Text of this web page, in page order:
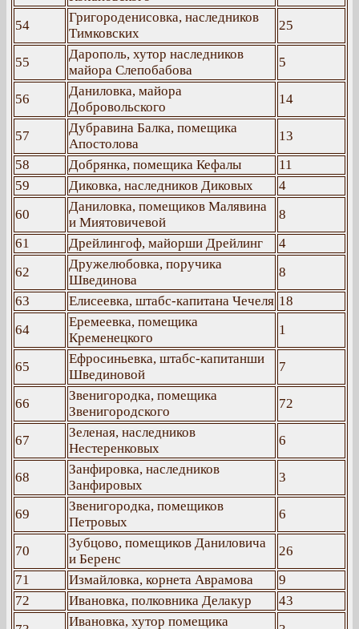
54
Григороденисовка, наследников
Тимковских
25
55
Дарополь, хутор наследников
майора Слепобабова
5
56
Даниловка, майора
Добровольского
14
57
Дубравина Балка, помещика
Апостолова
13
58
Добрянка, помещика Кефалы
11
59
Диковка, наследников Диковых
4
60
Даниловка, помещиков Малявина
и Миятовичевой
8
61
Дрейлингоф, майорши Дрейлинг
4
62
Дружелюбовка, поручика
Швединова
8
63
Елисеевка, штабс-капитана Чечеля 18
64
Еремеевка, помещика
Кременецкого
1
65
Ефросиньевка, штабс-капитанши
Швединовой
7
66
Звенигородка, помещика
Звенигородского
72
67
Зеленая, наследников
Нестеренковых
6
68
Занфировка, наследников
Занфировых
3
69
Звенигородка, помещиков
Петровых
6
70
Зубцово, помещиков Даниловича
и Беренс
26
71
Измайловка, корнета Аврамова
9
72
Ивановка, полковника Делакур
43
Ивановка, хутор помещика